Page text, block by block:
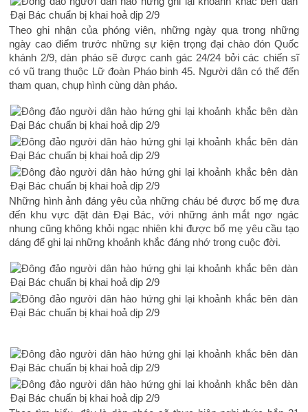
Theo ghi nhận của phóng viên, những ngày qua trong những
ngày cao điểm trước những sự kiện trọng đại chào đón Quốc
khánh 2/9, dàn pháo sẽ được canh gác 24/24 bởi các chiến sĩ
có vũ trang thuộc Lữ đoàn Pháo binh 45. Người dân có thể đến
tham quan, chụp hình cùng dàn pháo.
Những hình ảnh đáng yêu của những cháu bé được bố mẹ đưa
đến khu vực đặt dàn Đại Bác, với những ánh mắt ngơ ngác
nhung cũng không khỏi ngạc nhiên khi được bố mẹ yêu cầu tạo
dáng để ghi lại những khoảnh khắc đáng nhớ trong cuộc đời.